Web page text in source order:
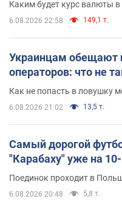
Каким будет курс валюты
6.08.2026 22:58 149,1 т.
Украинцам обещают
операторов: что не
Как не попасть в ловушку
6.08.2026 21:02 13,5 т.
Самый дорогой
"Карабаху" уже на
Поединок проходит в
6.08.2026 20:48 5,8 т.